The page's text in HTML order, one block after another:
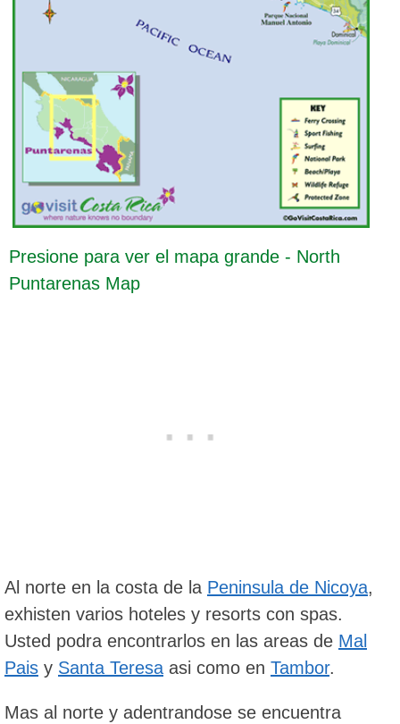
Presione para ver el mapa grande - North
Puntarenas Map
Al norte en la costa de la Peninsula de Nicoya,
exhisten varios hoteles y resorts con spas.
Usted podra encontrarlos en las areas de Mal
Pais y Santa Teresa asi como en Tambor.
Mas al norte y adentrandose se encuentra